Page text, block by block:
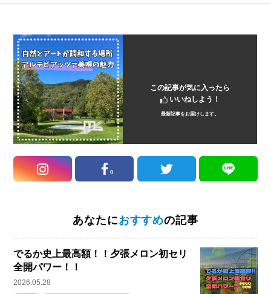
この記事が気に入ったら
いいねしよう！
最新記事をお届けします。
0
あなたにおすすめの記事
でるか史上最高額！！夕張メロン初セリ
全開パワー！！
2026.05.28